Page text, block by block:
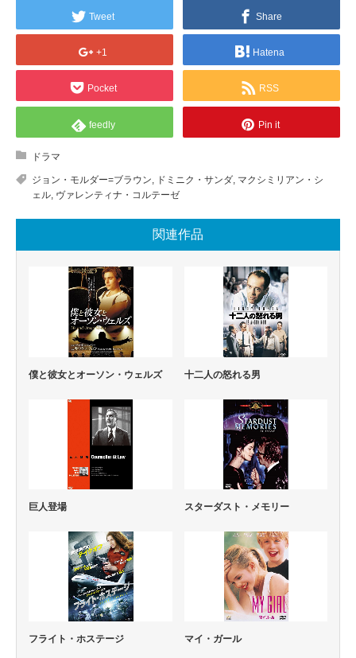
Tweet Share
+1 Hatena
Pocket RSS
feedly Pin it
ドラマ
ジョン・モルダー=ブラウン, ドミニク・サンダ, マクシミリアン・シ
ェル, ヴァレンティナ・コルテーゼ
関連作品
僕と彼女とオーソン・ウェルズ 十二人の怒れる男
巨人登場 スターダスト・メモリー
フライト・ホステージ マイ・ガール